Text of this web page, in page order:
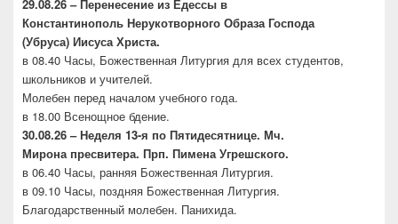
29.08.26 – Перенесение из Едессы в
Константинополь Нерукотворного Образа Господа
(Убруса) Иисуса Христа.
в 08.40 Часы, Божественная Литургия для всех студентов,
школьников и учителей.
Молебен перед началом учебного года.
в 18.00 Всенощное бдение.
30.08.26 – Неделя 13-я по Пятидесятнице. Мч.
Мирона пресвитера. Прп. Пимена Угрешского.
в 06.40 Часы, ранняя Божественная Литургия.
в 09.10 Часы, поздняя Божественная Литургия.
Благодарственный молебен. Панихида.